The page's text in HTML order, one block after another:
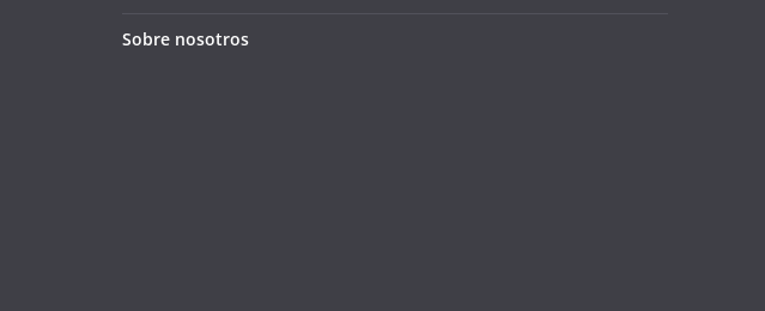
Sobre nosotros